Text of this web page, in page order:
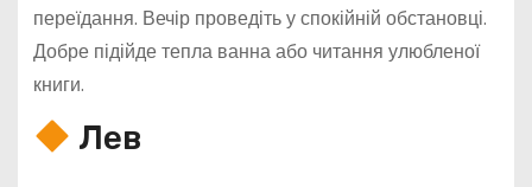
переїдання. Вечір проведіть у спокійній обстановці.
Добре підійде тепла ванна або читання улюбленої
книги.
Лев